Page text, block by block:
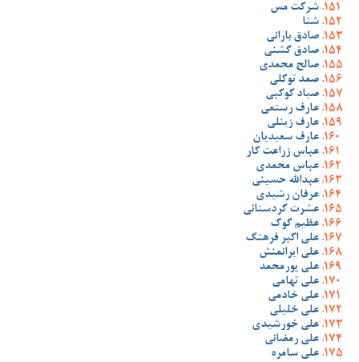
شرکت مس
شنا
صادق بارانی
صادق گشنی
صالح محمدی
صمد توکلی
صیاد کوکبی
عارف رستمی
عارف زینلی
عارف سعیدیان
عباس زراعت کار
عباس محمدی
عبدالله حسینی
عرفان رشیدی
عشرت کردستانی
عظیم گوک
علی اکبر فرهنگ
علی ایرانمنش
علی پورمحمد
علی تهامی
علی خادمی
علی خلیلی
علی خورشیدی
علی رمضانی
علی سامره